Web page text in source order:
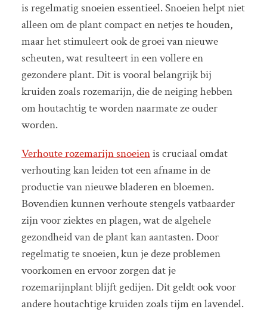
is regelmatig snoeien essentieel. Snoeien helpt niet
alleen om de plant compact en netjes te houden,
maar het stimuleert ook de groei van nieuwe
scheuten, wat resulteert in een vollere en
gezondere plant. Dit is vooral belangrijk bij
kruiden zoals rozemarijn, die de neiging hebben
om houtachtig te worden naarmate ze ouder
worden.
Verhoute rozemarijn snoeienis cruciaal omdat
verhouting kan leiden tot een afname in de
productie van nieuwe bladeren en bloemen.
Bovendien kunnen verhoute stengels vatbaarder
zijn voor ziektes en plagen, wat de algehele
gezondheid van de plant kan aantasten. Door
regelmatig te snoeien, kun je deze problemen
voorkomen en ervoor zorgen dat je
rozemarijnplant blijft gedijen. Dit geldt ook voor
andere houtachtige kruiden zoals tijm en lavendel.